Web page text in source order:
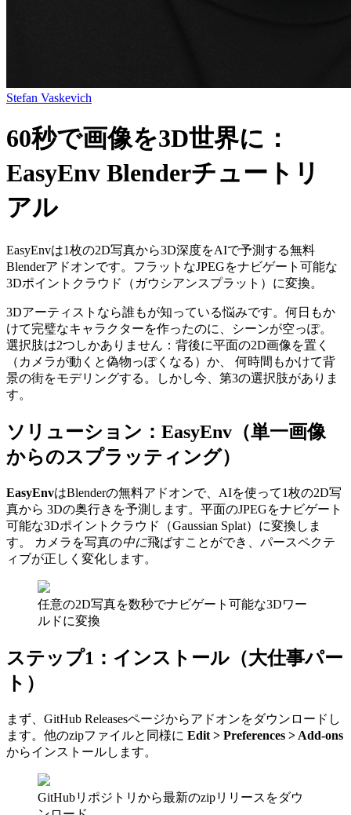
Stefan Vaskevich
60秒で画像を3D世界に：
EasyEnv Blenderチュートリ
アル
EasyEnvは1枚の2D写真から3D深度をAIで予測する無料
Blenderアドオンです。フラットなJPEGをナビゲート可能な
3Dポイントクラウド（ガウシアンスプラット）に変換。
3Dアーティストなら誰もが知っている悩みです。何日もか
けて完璧なキャラクターを作ったのに、シーンが空っぽ。
選択肢は2つしかありません：背後に平面の2D画像を置く
（カメラが動くと偽物っぽくなる）か、 何時間もかけて背
景の街をモデリングする。しかし今、第3の選択肢がありま
す。
ソリューション：EasyEnv（単一画像
からのスプラッティング）
EasyEnvはBlenderの無料アドオンで、AIを使って1枚の2D写
真から 3Dの奥行きを予測します。平面のJPEGをナビゲート
可能な3Dポイントクラウド（Gaussian Splat）に変換しま
す。 カメラを写真の中に飛ばすことができ、パースペクテ
ィブが正しく変化します。
任意の2D写真を数秒でナビゲート可能な3Dワー
ルドに変換
ステップ1：インストール（大仕事パー
ト）
まず、GitHub Releasesページからアドオンをダウンロードし
ます。他のzipファイルと同様に Edit > Preferences > Add-ons
からインストールします。
GitHubリポジトリから最新のzipリリースをダウ